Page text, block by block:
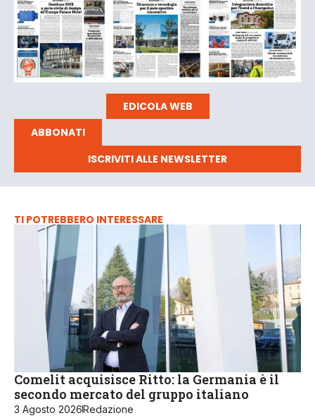
EDICOLA WEB
ABBONATI
ISCRIVITI ALLE NEWSLETTER
TI POTREBBERO INTERESSARE
Comelit acquisisce Ritto: la Germania è il
secondo mercato del gruppo italiano
3 Agosto 2026Redazione